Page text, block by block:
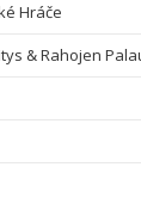
Hráče
& Rahojen